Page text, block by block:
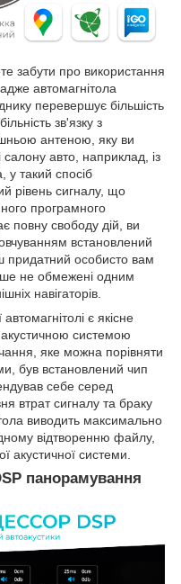
забути про використання
автомагнітола
перевершує більшість
зв'язку з
антеною, яку ви
салону авто, наприклад, із
у такий спосіб
рівень сигналу, що
програмного
повну свободу дій, ви
встановлений
придатний особисто вам
не обмежені одним
навігаторів.
є якісне
акустичною системою
яке можна порівняти
був встановлений чип
себе серед
втрат сигналу та браку
виводить максимально
відтворенню файлу,
акустичної системи.
панорамування